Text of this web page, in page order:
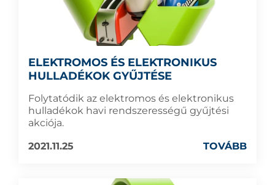
ELEKTROMOS ÉS ELEKTRONIKUS
HULLADÉKOK GYŰJTÉSE
Folytatódik az elektromos és elektronikus
hulladékok havi rendszerességű gyűjtési
akciója.
2021.11.25
TOVÁBB